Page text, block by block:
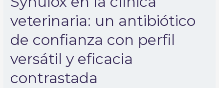
veterinaria: un antibiótico
de confianza con perfil
versátil y eficacia
contrastada